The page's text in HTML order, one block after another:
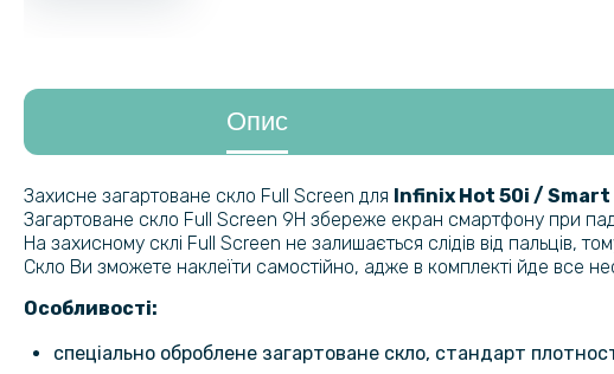
Опис
Захисне загартоване скло Full Screen для Infinix Hot 50i / Smart
Загартоване скло Full Screen 9H збереже екран смартфону при
На захисному склі Full Screen не залишається слідів від пальців,
Скло Ви зможете наклеїти самостійно, адже в комплекті йде все
Особливості:
спеціально оброблене загартоване скло, стандарт